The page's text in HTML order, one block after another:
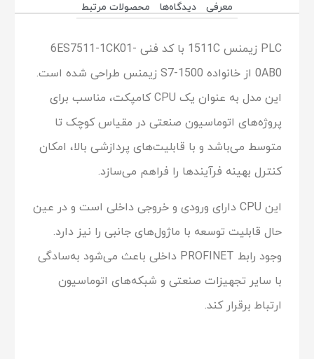
معرفی دیدگاه‌ها محصولات مرتبط
PLC زیمنس 1511C با کد فنی 6ES7511-1CK01-
0AB0 از خانواده S7-1500 زیمنس طراحی شده است.
این مدل به عنوان یک CPU کامپکت، مناسب برای
پروژه‌های اتوماسیون صنعتی در مقیاس کوچک تا
متوسط می‌باشد و با قابلیت‌های پردازشی بالا، امکان
کنترل بهینه فرآیندها را فراهم می‌سازد.
این CPU دارای ورودی و خروجی داخلی است و در عین
حال قابلیت توسعه با ماژول‌های جانبی را نیز دارد.
وجود رابط PROFINET داخلی باعث می‌شود به‌سادگی
با سایر تجهیزات صنعتی و شبکه‌های اتوماسیون
ارتباط برقرار کند.